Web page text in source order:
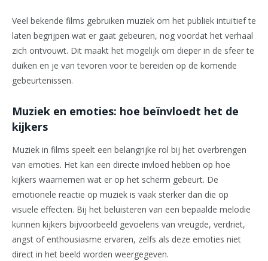
Veel bekende films gebruiken muziek om het publiek intuïtief te
laten begrijpen wat er gaat gebeuren, nog voordat het verhaal
zich ontvouwt. Dit maakt het mogelijk om dieper in de sfeer te
duiken en je van tevoren voor te bereiden op de komende
gebeurtenissen.
Muziek en emoties: hoe beïnvloedt het de
kijkers
Muziek in films speelt een belangrijke rol bij het overbrengen
van emoties. Het kan een directe invloed hebben op hoe
kijkers waarnemen wat er op het scherm gebeurt. De
emotionele reactie op muziek is vaak sterker dan die op
visuele effecten. Bij het beluisteren van een bepaalde melodie
kunnen kijkers bijvoorbeeld gevoelens van vreugde, verdriet,
angst of enthousiasme ervaren, zelfs als deze emoties niet
direct in het beeld worden weergegeven.